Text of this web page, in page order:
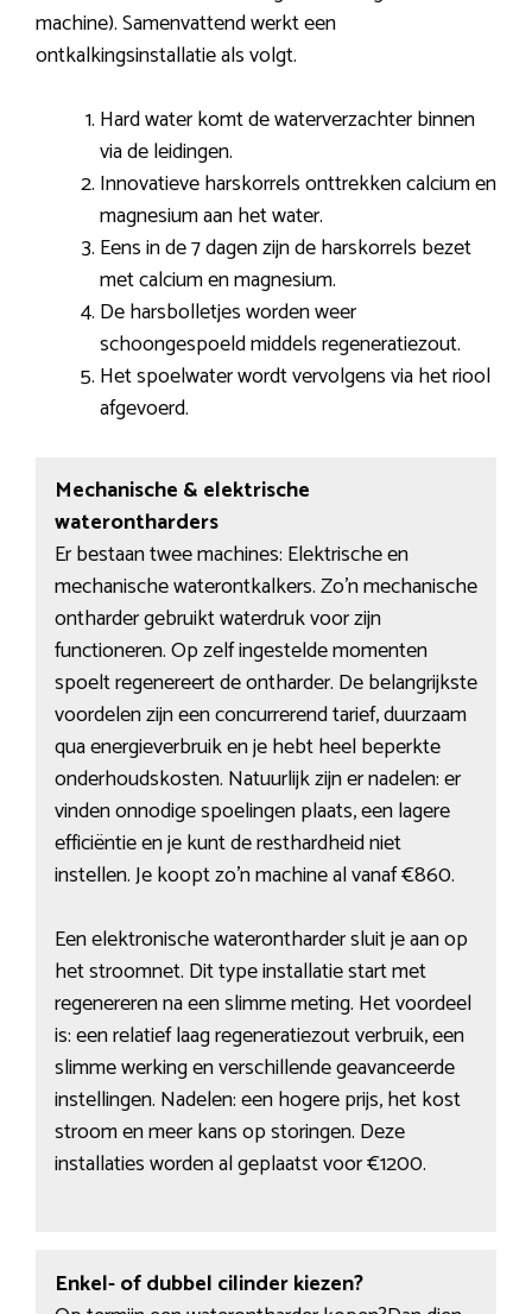
machine). Samenvattend werkt een
ontkalkingsinstallatie als volgt.
Hard water komt de waterverzachter binnen
via de leidingen.
Innovatieve harskorrels onttrekken calcium en
magnesium aan het water.
Eens in de 7 dagen zijn de harskorrels bezet
met calcium en magnesium.
De harsbolletjes worden weer
schoongespoeld middels regeneratiezout.
Het spoelwater wordt vervolgens via het riool
afgevoerd.
Mechanische & elektrische
waterontharders
Er bestaan twee machines: Elektrische en
mechanische waterontkalkers. Zo’n mechanische
ontharder gebruikt waterdruk voor zijn
functioneren. Op zelf ingestelde momenten
spoelt regenereert de ontharder. De belangrijkste
voordelen zijn een concurrerend tarief, duurzaam
qua energieverbruik en je hebt heel beperkte
onderhoudskosten. Natuurlijk zijn er nadelen: er
vinden onnodige spoelingen plaats, een lagere
efficiëntie en je kunt de resthardheid niet
instellen. Je koopt zo’n machine al vanaf €860.
Een elektronische waterontharder sluit je aan op
het stroomnet. Dit type installatie start met
regenereren na een slimme meting. Het voordeel
is: een relatief laag regeneratiezout verbruik, een
slimme werking en verschillende geavanceerde
instellingen. Nadelen: een hogere prijs, het kost
stroom en meer kans op storingen. Deze
installaties worden al geplaatst voor €1200.
Enkel- of dubbel cilinder kiezen?